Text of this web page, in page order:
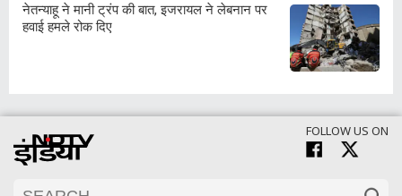
नेतन्याहू ने मानी ट्रंप की बात, इजरायल ने लेबनान पर
हवाई हमले रोक दिए
FOLLOW US ON